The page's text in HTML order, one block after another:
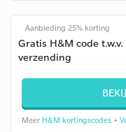
Aanbieding 25% korting
Gratis H&M code
verzending
Meer H&M kortingscodes •